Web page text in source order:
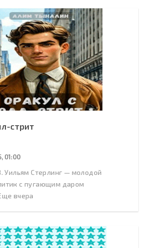
стрит
01:00
Уильям Стерлинг — молодой
с пугающим даром
вчера